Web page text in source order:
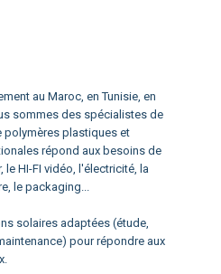
au Maroc, en Tunisie, en
sommes des spécialistes de
polymères plastiques et
répond aux besoins de
HI-FI vidéo, l'électricité, la
le packaging...
solaires adaptées (étude,
pour répondre aux